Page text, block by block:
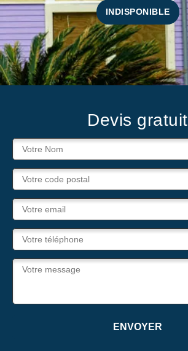
INDISPONIBLE
Devis gratuit